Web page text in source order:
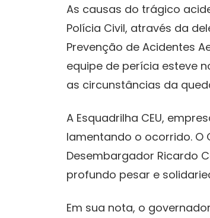
As causas do trágico
Polícia Civil, através da
Prevenção de Acidentes
equipe de perícia esteve
as circunstâncias da
A Esquadrilha CEU,
lamentando o ocorrido. O
Desembargador Ricardo
profundo pesar e
Em sua nota, o